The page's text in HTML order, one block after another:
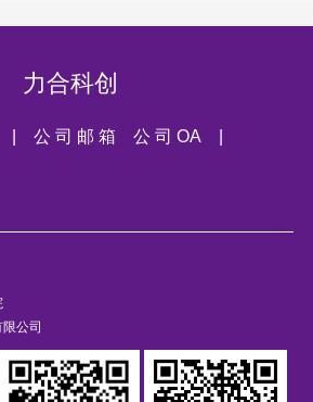
力合科创
公 司 OA |
| 公 司 邮 箱
公司